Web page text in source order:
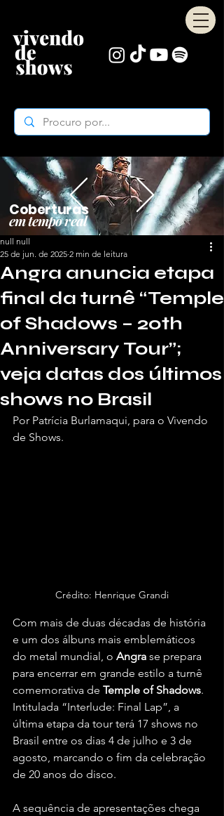
Coberturas
em tempo real
Angra anuncia etapa
final da turnê “Temple
of Shadows – 20th
Anniversary Tour”;
veja datas dos últimos
shows no Brasil
null null
25 de jun. de 2025 2 min de leitura
Por Patrícia Burlamaqui, para o Vivendo
de Shows.
Crédito: Henrique Grandi
Com mais de duas décadas de história
e um dos álbuns mais emblemáticos
do metal mundial, o Angra se prepara
para encerrar em grande estilo a turnê
comemorativa de Temple of Shadows.
Intitulada “Interlude: Final Lap”, a
última etapa da tour terá 17 shows no
Brasil entre os dias 4 de julho e 3 de
agosto, marcando o fim da celebração
de 20 anos do disco.
A sequência de apresentações chega